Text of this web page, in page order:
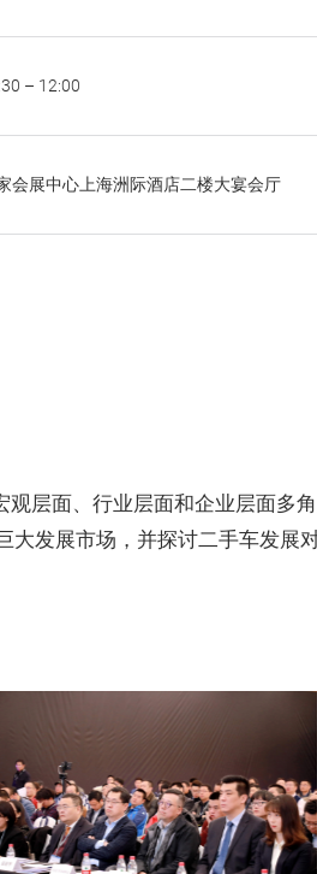
– 12:00
会展中心上海洲际酒店二楼大宴会厅
层面、行业层面和企业层面多
大发展市场，并探讨二手车发展